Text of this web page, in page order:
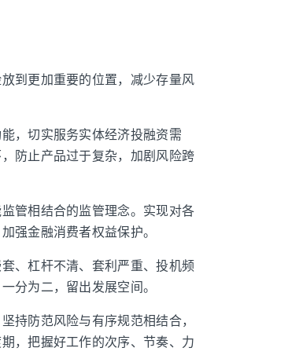
到更加重要的位置，减少存量风
，切实服务实体经济投融资需
防止产品过于复杂，加剧风险跨
管相结合的监管理念。实现对各
强金融消费者权益保护。
、杠杆不清、套利严重、投机频
分为二，留出发展空间。
持防范风险与有序规范相结合，
，把握好工作的次序、节奏、力